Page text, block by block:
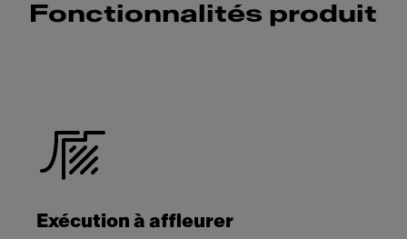
Fonctionnalités produit
Exécution à affleurer